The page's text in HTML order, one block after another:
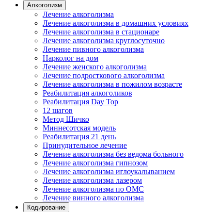
Алкоголизм
Лечение алкоголизма
Лечение алкоголизма в домашних условиях
Лечение алкоголизма в стационаре
Лечение алкоголизма круглосуточно
Лечение пивного алкоголизма
Нарколог на дом
Лечение женского алкоголизма
Лечение подросткового алкоголизма
Лечение алкоголизма в пожилом возрасте
Реабилитация алкоголиков
Реабилитация Day Top
12 шагов
Метод Шичко
Миннесотская модель
Реабилитация 21 день
Принудительное лечение
Лечение алкоголизма без ведома больного
Лечение алкоголизма гипнозом
Лечение алкоголизма иглоукалыванием
Лечение алкоголизма лазером
Лечение алкоголизма по ОМС
Лечение винного алкоголизма
Кодирование